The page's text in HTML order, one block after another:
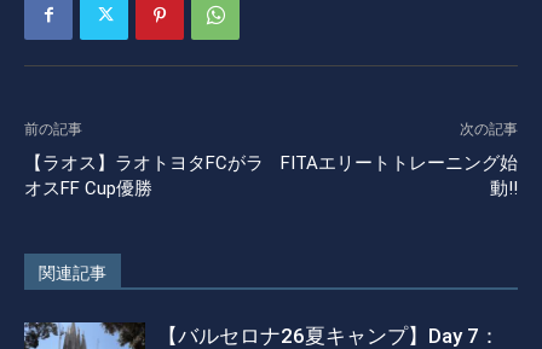
前の記事
【ラオス】ラオトヨタFCがラ
オスFF Cup優勝
次の記事
FITAエリートトレーニング始
動!!
関連記事
【バルセロナ26夏キャンプ】Day 7：